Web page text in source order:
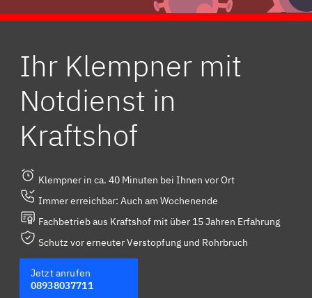
Ihr Klempner mit
Notdienst in
Kraftshof
Klempner in ca. 40 Minuten bei Ihnen vor Ort
Immer erreichbar: Auch am Wochenende
Fachbetrieb aus Kraftshof mit über 15 Jahren Erfahrung
Schutz vor erneuter Verstopfung und Rohrbruch
Jetzt anrufen
08938037711